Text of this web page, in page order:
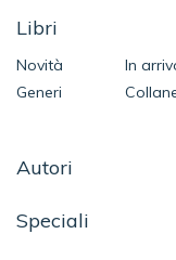
Libri
Novità
In
Generi
Autori
Speciali